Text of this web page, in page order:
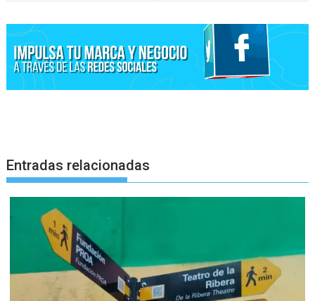
Entradas relacionadas